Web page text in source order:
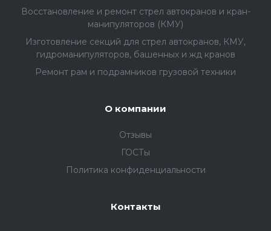
Восстановление и ремонт стрел автокранов и кран-
манипуляторов (КМУ)
Изготовление секций для стрел автокранов, КМУ,
гидроманипуляторов, башенных и жд кранов
Ремонт рам и подрамников грузовой техники
О компании
Отзывы
ГОСТы
Политика конфиденциальности
Контакты